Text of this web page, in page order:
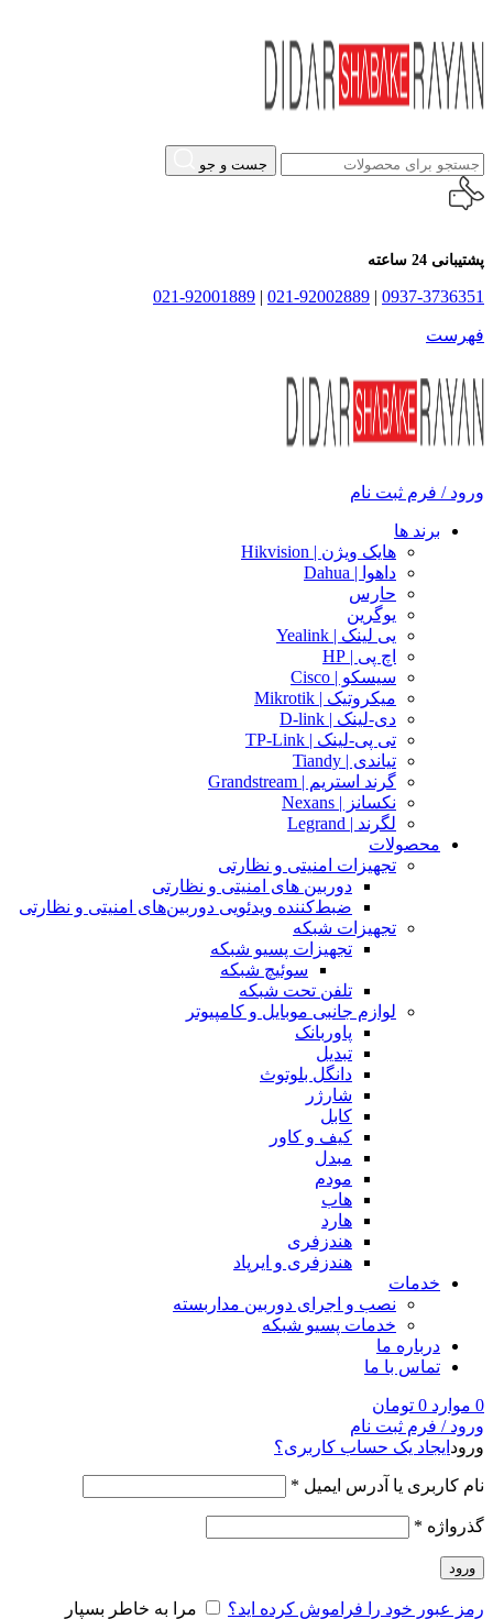
جست و جو
پشتیبانی 24 ساعته
0937-3736351
|
021-92002889
|
021-92001889
فهرست
ورود / فرم ثبت نام
برند ها
هایک ویژن | Hikvision
داهوا | Dahua
حارس
یوگرین
یی لینک | Yealink
اچ پی | HP
سیسکو | Cisco
میکروتیک | Mikrotik
دی-لینک | D-link
تی پی-لینک | TP-Link
تیاندی | Tiandy
گرند استریم | Grandstream
نکسانز | Nexans
لگرند | Legrand
محصولات
تجهیزات امنیتی و نظارتی
دوربین های امنیتی و نظارتی
ضبط‌کننده ویدئویی دوربین‌های امنیتی و نظارتی
تجهیزات شبکه
تجهیزات پسیو شبکه
سوئیچ‌ شبکه
تلفن تحت شبکه
لوازم جانبی موبایل و کامپیوتر
پاوربانک
تبدیل
دانگل بلوتوث
شارژر
کابل
کیف و کاور
مبدل
مودم
هاب
هارد
هندزفری
هندزفری و ایرپاد
خدمات
نصب و اجرای دوربین مداربسته
خدمات پسیو شبکه
درباره ما
تماس با ما
0 موارد 0 تومان
ورود / فرم ثبت نام
ورود ایجاد یک حساب کاربری؟
نام کاربری یا آدرس ایمیل *
گذرواژه *
ورود
رمز عبور خود را فراموش کرده اید؟ مرا به خاطر بسپار